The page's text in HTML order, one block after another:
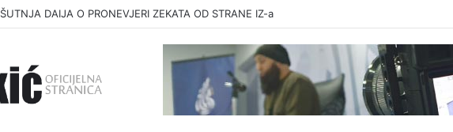
ŠUTNJA DAIJA O PRONEVJERI ZEKATA OD STRANE IZ-a